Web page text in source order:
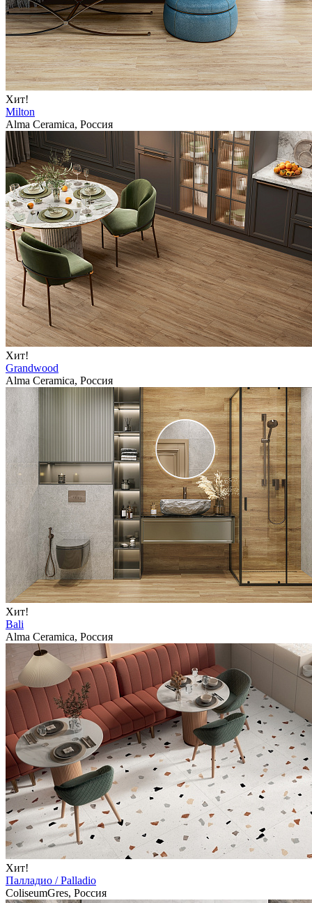
Хит!
Milton
Alma Ceramica, Россия
Хит!
Grandwood
Alma Ceramica, Россия
Хит!
Bali
Alma Ceramica, Россия
Хит!
Палладио / Palladio
ColiseumGres, Россия